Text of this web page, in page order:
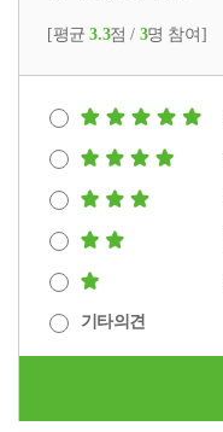
[평균3.3점 / 3명 참여]
기타의견